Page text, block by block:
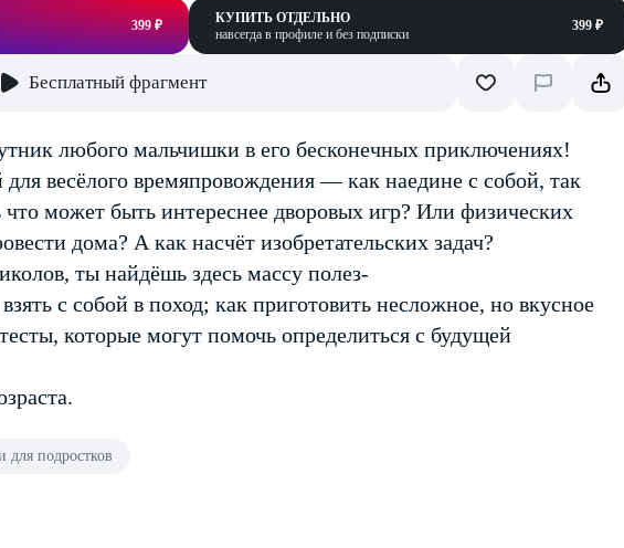
399 ₽
КУПИТЬ ОТДЕЛЬНО
навсегда в профиле и без подписки
399 ₽
Бесплатный фрагмент
любого мальчишки в его бесконечных приключениях!
весёлого времяпровождения — как наедине с собой, так
может быть интереснее дворовых игр? Или физических
дома? А как насчёт изобретательских задач?
ты найдёшь здесь массу полез-
с собой в поход; как приготовить несложное, но вкусное
которые могут помочь определиться с будущей
для подростков